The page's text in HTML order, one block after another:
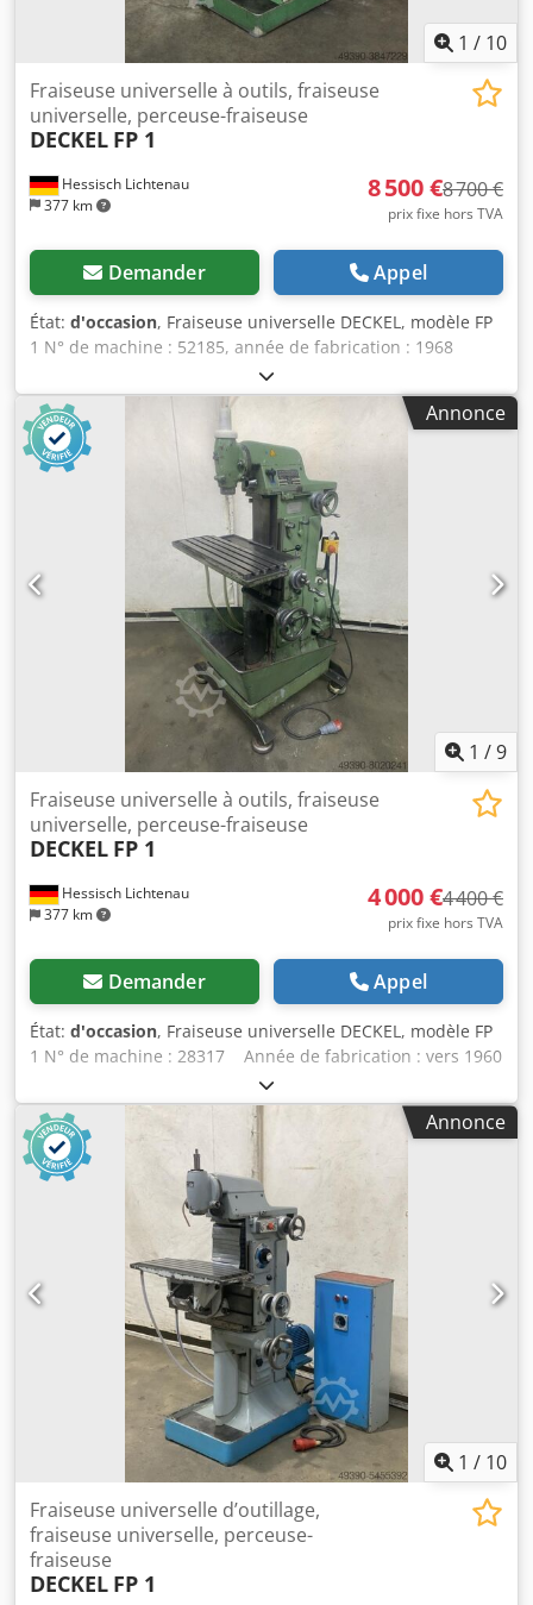
1 / 10
Hessisch Lichtenau
377 km
Fraiseuse universelle à outils, fraiseuse
universelle, perceuse-fraiseuse
DECKEL FP 1
8 500 €8 700 €
prix fixe hors TVA
Demander Appel
État: d'occasion, Fraiseuse universelle DECKEL, modèle FP
1 N° de machine : 52185, année de fabrication : 1968
Dedpfjdzqb Sjx Agpowa Courses : X : 300 mm, Y : 150 mm,
Z : 340 mm Dimensions de la table : 600 x 250 mm
Interface de broche : SK 40 - S20 x 2 Vitesse de la broche :
40-2000 tr/min, 16 vitesses Puissance du moteur : 1,0 et
1,4 kW, avec inversion de polarité Alimentation électrique :
380 V, 50 Hz - Avance sur les axes X et Z - Deux vitesses de
moteur et 8 rapports de boîte - Déplacement de la broche
sur la tête de fraisage verticale : 60 mm - Table d'angle fixe
- Système de refroidissement intégré dans la base de la
machine - Armoire de commande adjacente - Contre-pièce
avec palier pour le fraisage horizontal SK 40
Encombrement (L x l x H) : 1200 x 1100 x 1600 mm Poids :
environ 1000 kg Très bon état
Annonce
1 /9
Hessisch Lichtenau
377 km
Fraiseuse universelle à outils, fraiseuse
universelle, perceuse-fraiseuse
DECKEL FP 1
4 000 €4 400 €
prix fixe hors TVA
Demander Appel
État: d'occasion, Fraiseuse universelle DECKEL, modèle FP
1 N° de machine : 28317 Année de fabrication : vers 1960
Courses : X : 245 mm Y : 150 mm Z : 340 mm Dimensions
de la table : 600 x 210 mm Montage horizontal du
mandrin : MK 4 - S20 x 2 Vitesse de rotation du mandrin
(verticale) : 95-1900 tr/min, 12 vitesses Vitesse de rotation
du mandrin (horizontale) : 60-1200 tr/min, 12 vitesses
Puissance du moteur : 0,8 et 1,1 kW, inversible
Alimentation : 380 V, 50 Hz - Vitesse de rotation du
mandrin réglable grâce à 2 vitesses de moteur et 6 étages
de boîte de vitesses - Avance sur les axes X et Z - Système
de refroidissement avec pompe mécanique intégrée dans
le bâti de la machine - Déplacement du mandrin vertical
de 60 mm - Tête de fraisage verticale pivotante de +/- 90° -
Bâti métallique en profilés d’angle avec pieds de machine
Encombrement (L x l x H) : 1100 x 900 x 1650 mm Poids :
650 kg Bon état Dwjdpfjiy Ekvex Agpoa
Annonce
1 / 10
Fraiseuse universelle d’outillage,
fraiseuse universelle, perceuse-
fraiseuse
DECKEL FP 1